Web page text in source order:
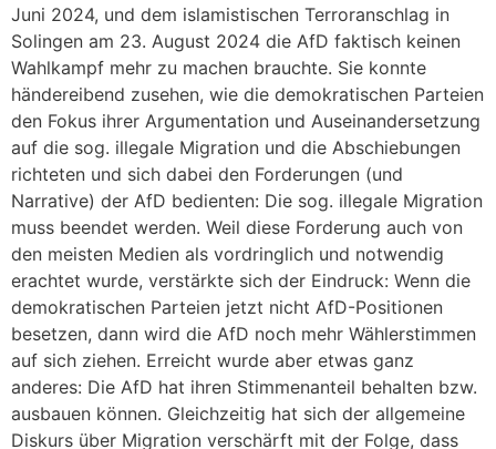
Juni 2024, und dem islamistischen Terroranschlag in
Solingen am 23. August 2024 die AfD faktisch keinen
Wahlkampf mehr zu machen brauchte. Sie konnte
händereibend zusehen, wie die demokratischen Parteien
den Fokus ihrer Argumentation und Auseinandersetzung
auf die sog. illegale Migration und die Abschiebungen
richteten und sich dabei den Forderungen (und
Narrative) der AfD bedienten: Die sog. illegale Migration
muss beendet werden. Weil diese Forderung auch von
den meisten Medien als vordringlich und notwendig
erachtet wurde, verstärkte sich der Eindruck: Wenn die
demokratischen Parteien jetzt nicht AfD-Positionen
besetzen, dann wird die AfD noch mehr Wählerstimmen
auf sich ziehen. Erreicht wurde aber etwas ganz
anderes: Die AfD hat ihren Stimmenanteil behalten bzw.
ausbauen können. Gleichzeitig hat sich der allgemeine
Diskurs über Migration verschärft mit der Folge, dass